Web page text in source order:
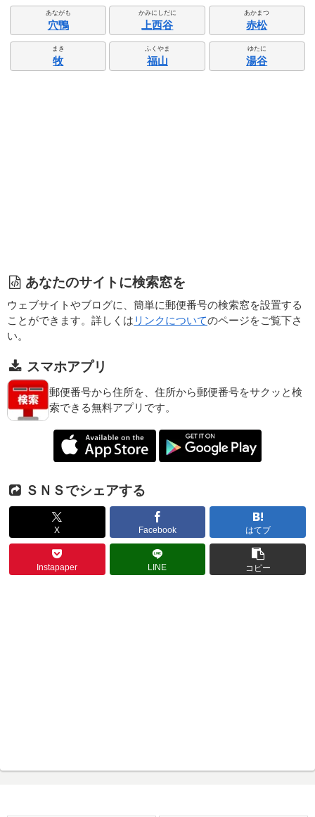
あながも
穴鴨
かみにしだに
上西谷
あかまつ
赤松
まき
牧
ふくやま
福山
ゆたに
湯谷
あなたのサイトに検索窓を
ウェブサイトやブログに、簡単に郵便番号の検索窓を設置する
ことができます。詳しくは リンクについてのページをご覧下さ
い。
スマホアプリ
郵便番号から住所を、住所から郵便番号をサクッと検
索できる無料アプリです。
ＳＮＳでシェアする
X Facebook はてブ
Instapaper LINE コピー